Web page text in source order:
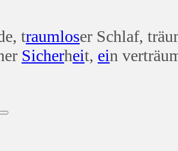
traumloser Schlaf,
Sicherheit, ein